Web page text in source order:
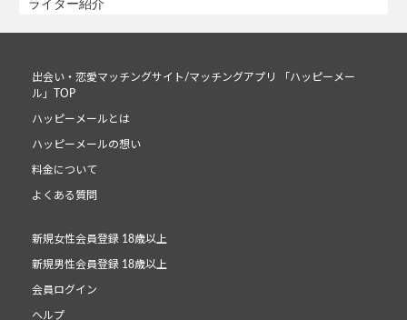
ライター紹介
出会い・恋愛マッチングサイト/マッチングアプリ 「ハッピーメー
ル」TOP
ハッピーメールとは
ハッピーメールの想い
料金について
よくある質問
新規女性会員登録 18歳以上
新規男性会員登録 18歳以上
会員ログイン
ヘルプ